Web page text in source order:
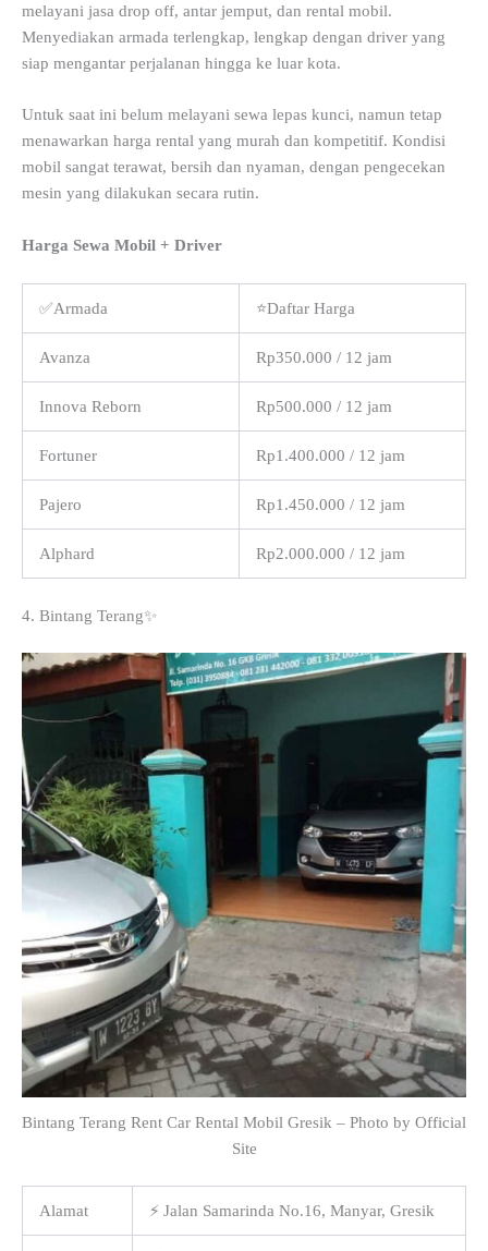
melayani jasa drop off, antar jemput, dan rental mobil.
Menyediakan armada terlengkap, lengkap dengan driver yang
siap mengantar perjalanan hingga ke luar kota.
Untuk saat ini belum melayani sewa lepas kunci, namun tetap
menawarkan harga rental yang murah dan kompetitif. Kondisi
mobil sangat terawat, bersih dan nyaman, dengan pengecekan
mesin yang dilakukan secara rutin.
Harga Sewa Mobil + Driver
✅Armada ⭐Daftar Harga
Avanza Rp350.000 / 12 jam
Innova Reborn Rp500.000 / 12 jam
Fortuner Rp1.400.000 / 12 jam
Pajero Rp1.450.000 / 12 jam
Alphard Rp2.000.000 / 12 jam
4. Bintang Terang✨
Bintang Terang Rent Car Rental Mobil Gresik – Photo by Official
Site
Alamat ⚡ Jalan Samarinda No.16, Manyar, Gresik